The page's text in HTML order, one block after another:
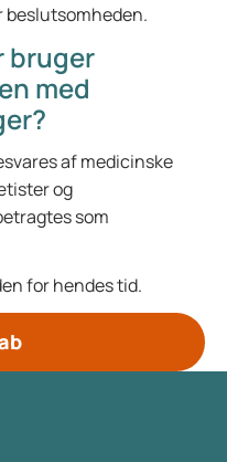
beslutsomheden.
bruger
med
af medicinske
og
som
for hendes tid.